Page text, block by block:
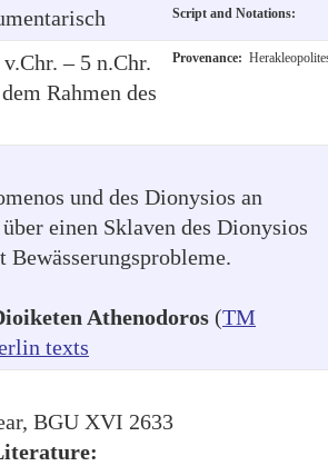
Script and Notations:
– 5 n.Chr.
Rahmen des
Provenance:
und des Dionysios an
einen Sklaven des Dionysios
Athenodoros (TM
texts
BGU XVI 2633